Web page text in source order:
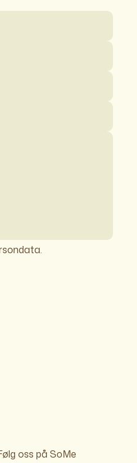
oss på SoMe